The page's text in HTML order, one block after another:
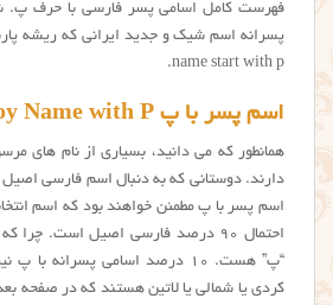
فهرست کامل اسامی پسر فارسی با حرف پ.
name start with p.
اسم پسر با پ Boy Name with P
همانطور که می دانید، بسیاری از نام های
دارند. دوستانی که به دنبال اسم فارسی اصیل
اسم پسر با پ مطمئن خواهند بود که اسم
احتمال ۹۰ درصد فارسی اصیل است.
“پ” هست. ۱۰ درصد اسامی پسرانه
کردی یا شمالی یا لاتین هستند که در صفحه